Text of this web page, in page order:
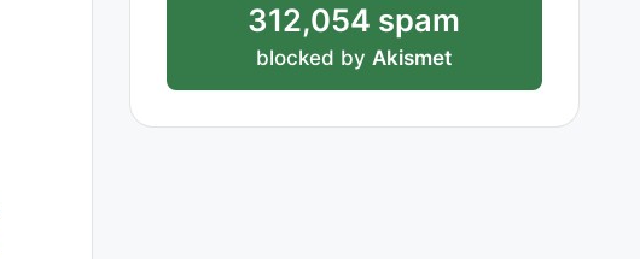
312,054 spam
blocked byAkismet